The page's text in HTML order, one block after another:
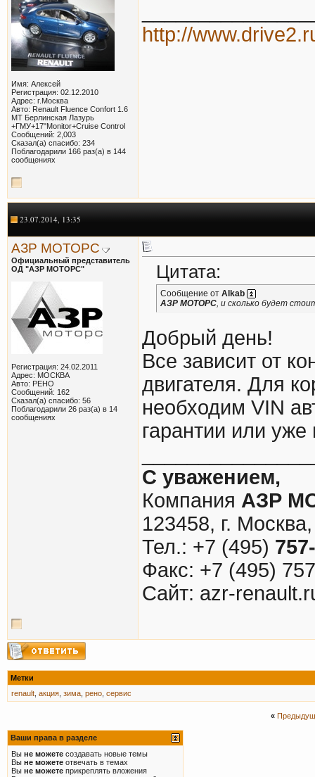
Имя: Алексей
Регистрация: 02.12.2010
Адрес: г.Москва
Авто: Renault Fluence Confort 1.6
MT Берлинская Лазурь
+ГМУ+17"Monitor+Cruise Control
Сообщений: 2,003
Сказал(а) спасибо: 234
Поблагодарили 166 раз(а) в 144
сообщениях
http://
23.07.2014, 13:35
АЗР МОТОРС
Официальный представитель
ОД "АЗР МОТОРС"
Регистрация: 24.02.2011
Адрес: МОСКВА
Авто: РЕНО
Сообщений: 162
Сказал(а) спасибо: 56
Поблагодарили 26 раз(а) в 14
сообщениях
Цитата:
Сообщение от Alkab
АЗР МОТОРС, и сколько будет
Добрый день!
Все зависит от
двигателя. Для
необходим VIN
гарантии или уже
С уважением,
Компания АЗР
123458, г.
Тел.: +7 (495)
Факс: +7 (495)
Cайт: azr-
Метки
renault акция зима рено сервис
«
Ваши права в разделе
Вы не можете создавать новые темы
Вы не можете отвечать в темах
Вы не можете прикреплять вложения